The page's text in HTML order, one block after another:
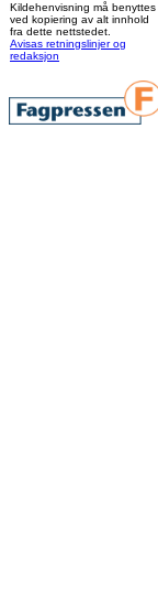
Kildehenvisning må benyttes
ved kopiering av alt innhold
fra dette nettstedet.
Avisas retningslinjer og
redaksjon